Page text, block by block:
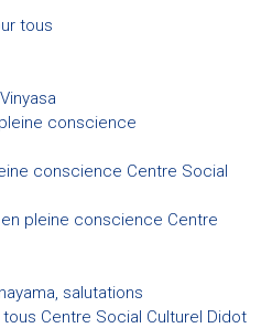
tous
conscience
conscience Centre Social
en pleine conscience Centre
salutations
tous Centre Social Culturel Didot